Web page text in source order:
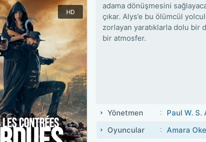
HD
adama dönüşmesini
çıkar. Alys’e bu ölümcül
zorlayan yaratıklarla dolu bir
bir atmosfer.
Yönetmen
Paul W. S.
Oyuncular
Amara